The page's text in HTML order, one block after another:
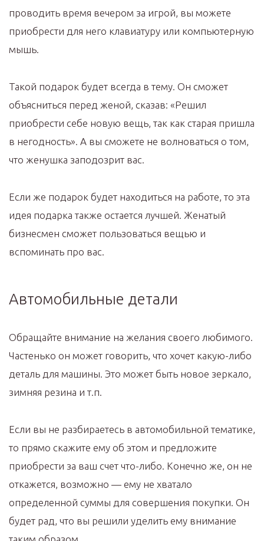
проводить время вечером за игрой, вы можете
приобрести для него клавиатуру или компьютерную
мышь.
Такой подарок будет всегда в тему. Он сможет
объясниться перед женой, сказав: «Решил
приобрести себе новую вещь, так как старая пришла
в негодность». А вы сможете не волноваться о том,
что женушка заподозрит вас.
Если же подарок будет находиться на работе, то эта
идея подарка также остается лучшей. Женатый
бизнесмен сможет пользоваться вещью и
вспоминать про вас.
Автомобильные детали
Обращайте внимание на желания своего любимого.
Частенько он может говорить, что хочет какую-либо
деталь для машины. Это может быть новое зеркало,
зимняя резина и т.п.
Если вы не разбираетесь в автомобильной тематике,
то прямо скажите ему об этом и предложите
приобрести за ваш счет что-либо. Конечно же, он не
откажется, возможно — ему не хватало
определенной суммы для совершения покупки. Он
будет рад, что вы решили уделить ему внимание